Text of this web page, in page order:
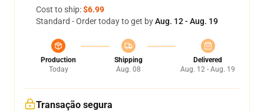
Cost to ship:$6.99
Standard - Order today to get byAug. 12 - Aug. 19
Production
Today
Shipping
Aug. 08
Delivered
Aug. 12 - Aug. 19
Transação segura